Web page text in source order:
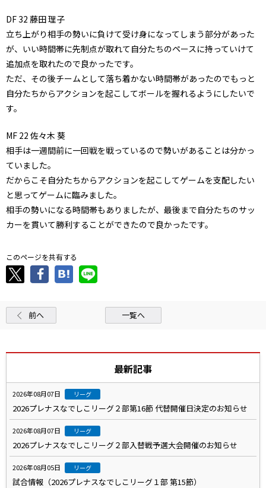
DF32 藤田 理子
立ち上がり相手の勢いに負けて受け身になってしまう部分があった
が、いい時間帯に先制点が取れて自分たちのペースに持っていけて
追加点を取れたので良かったです。
ただ、その後チームとして落ち着かない時間帯があったのでもっと
自分たちからアクションを起こしてボールを握れるようにしたいで
す。
MF 22 佐々木 葵
相手は一週間前に一回戦を戦っているので勢いがあることは分かっ
ていました。
だからこそ自分たちからアクションを起こしてゲームを支配したい
と思ってゲームに臨みました。
相手の勢いになる時間帯もありましたが、最後まで自分たちのサッ
カーを貫いて勝利することができたので良かったです。
このページを共有する
前へ 一覧へ
最新記事
2026年08月07日 リーグ
2026プレナスなでしこリーグ２部第16節 代替開催日決定のお知らせ
2026年08月07日 リーグ
2026プレナスなでしこリーグ２部入替戦予選大会開催のお知らせ
2026年08月05日 リーグ
試合情報（2026プレナスなでしこリーグ１部 第15節）